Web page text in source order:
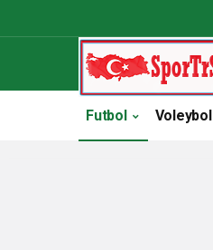
Futbol Voleybol